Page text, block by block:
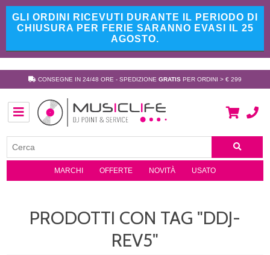
GLI ORDINI RICEVUTI DURANTE IL PERIODO DI
CHIUSURA PER FERIE SARANNO EVASI IL 25
AGOSTO.
CONSEGNE IN 24/48 ORE - SPEDIZIONE GRATIS PER ORDINI > € 299
MARCHI OFFERTE NOVITÀ USATO
PRODOTTI CON TAG "DDJ-
REV5"